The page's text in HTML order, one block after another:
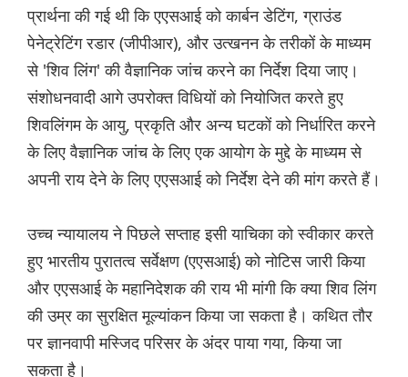
प्रार्थना की गई थी कि एएसआई को कार्बन डेटिंग, ग्राउंड
पेनेट्रेटिंग रडार (जीपीआर), और उत्खनन के तरीकों के माध्यम
से 'शिव लिंग' की वैज्ञानिक जांच करने का निर्देश दिया जाए।
संशोधनवादी आगे उपरोक्त विधियों को नियोजित करते हुए
शिवलिंगम के आयु, प्रकृति और अन्य घटकों को निर्धारित करने
के लिए वैज्ञानिक जांच के लिए एक आयोग के मुद्दे के माध्यम से
अपनी राय देने के लिए एएसआई को निर्देश देने की मांग करते हैं।
उच्च न्यायालय ने पिछले सप्ताह इसी याचिका को स्वीकार करते
हुए भारतीय पुरातत्व सर्वेक्षण (एएसआई) को नोटिस जारी किया
और एएसआई के महानिदेशक की राय भी मांगी कि क्या शिव लिंग
की उम्र का सुरक्षित मूल्यांकन किया जा सकता है। कथित तौर
पर ज्ञानवापी मस्जिद परिसर के अंदर पाया गया, किया जा
सकता है।